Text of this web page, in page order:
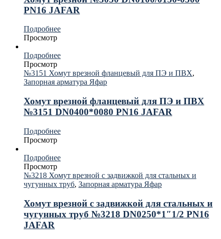
PN16 JAFAR
Подробнее
Просмотр
Подробнее
Просмотр
№3151 Хомут врезной фланцевый для ПЭ и ПВХ,
Запорная арматура Яфар
Хомут врезной фланцевый для ПЭ и ПВХ
№3151 DN0400*0080 PN16 JAFAR
Подробнее
Просмотр
Подробнее
Просмотр
№3218 Хомут врезной с задвижкой для стальных и
чугунных труб, Запорная арматура Яфар
Хомут врезной с задвижкой для стальных и
чугунных труб №3218 DN0250*1″1/2 PN16
JAFAR